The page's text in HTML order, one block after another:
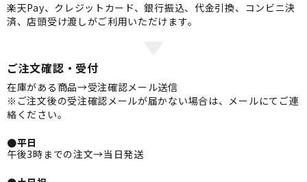
楽天Pay、クレジットカード、銀行振込、代金引換、コンビニ決
済、店頭受け渡しがご利用いただけます。
ご注文確認・受付
在庫がある商品→受注確認メール送信
※ご注文後の受注確認メールが届かない場合は、メールにてご連
絡ください。
●平日
午後3時までの注文→当日発送